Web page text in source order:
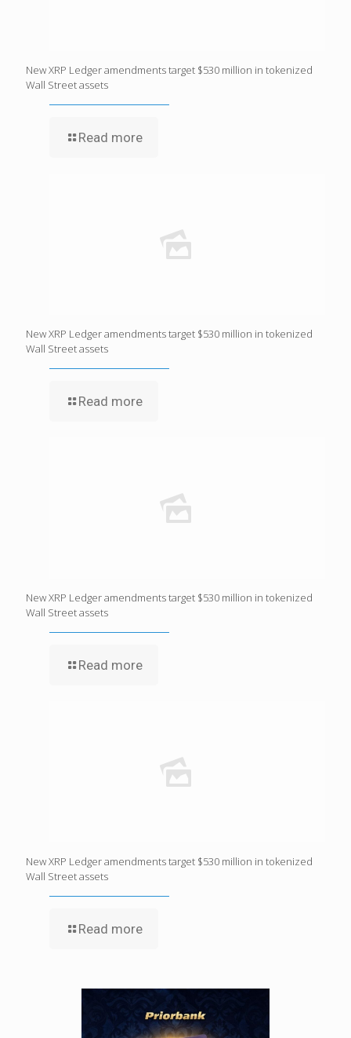
New XRP Ledger amendments target $530 million in tokenized
Wall Street assets
Read more
New XRP Ledger amendments target $530 million in tokenized
Wall Street assets
Read more
New XRP Ledger amendments target $530 million in tokenized
Wall Street assets
Read more
New XRP Ledger amendments target $530 million in tokenized
Wall Street assets
Read more